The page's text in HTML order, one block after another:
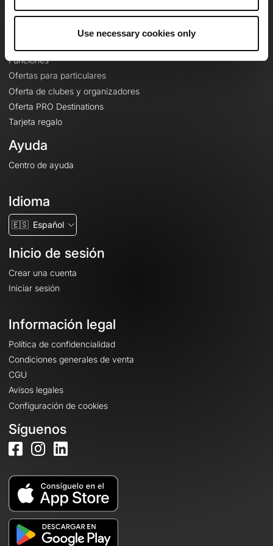
Use necessary cookies only
Funciones
Ofertas para particulares
Oferta de clubes y organizadores
Oferta PRO Destinations
Tarjeta regalo
Ayuda
Centro de ayuda
Idioma
🇪🇸 Español
Inicio de sesión
Crear una cuenta
Iniciar sesión
Información legal
Política de confidencialidad
Condiciones generales de venta
CGU
Avisos legales
Configuración de cookies
Síguenos